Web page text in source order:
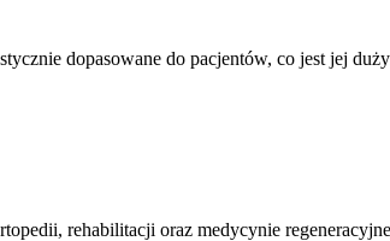
dopasowane do pacjentów, co jest jej
rehabilitacji oraz medycynie